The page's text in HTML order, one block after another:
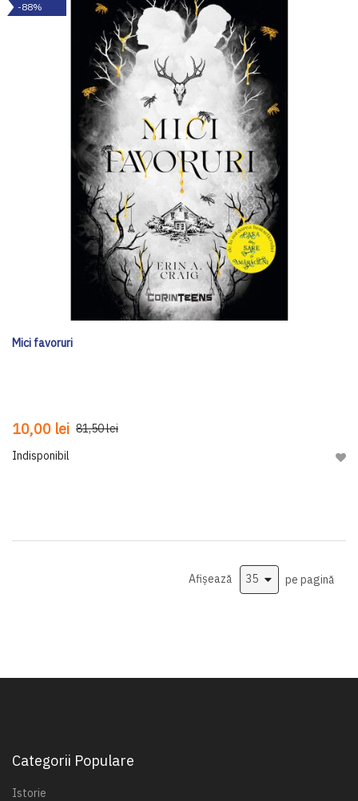
-88%
Mici favoruri
10,00 lei 81,50 lei
Indisponibil
Afișează pe pagină
Categorii Populare
Istorie